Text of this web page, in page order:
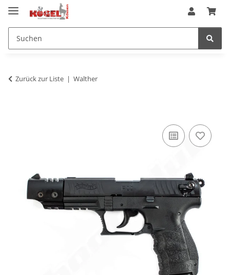
Zurück zur Liste Walther